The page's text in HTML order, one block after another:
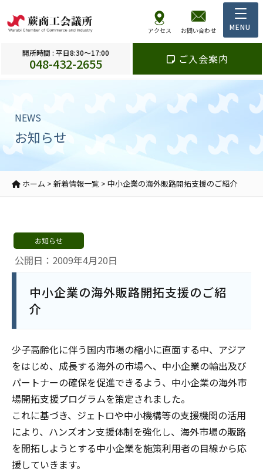
アクセス お問い合わせ
開所時間 : 平日8:30～17:00
048-432-2655 ご入会案内
NEWS
お知らせ
ホーム > 新着情報一覧 > 中小企業の海外販路開拓支援のご紹介
公開日：2009年4月20日
お知らせ
中小企業の海外販路開拓支援のご紹
介
少子高齢化に伴う国内市場の縮小に直面する中、アジア
をはじめ、成長する海外の市場へ、中小企業の輸出及び
パートナーの確保を促進できるよう、中小企業の海外市
場開拓支援プログラムを策定されました。
これに基づき、ジェトロや中小機構等の支援機関の活用
により、ハンズオン支援体制を強化し、海外市場の販路
を開拓しようとする中小企業を施策利用者の目線から応
援していきます。